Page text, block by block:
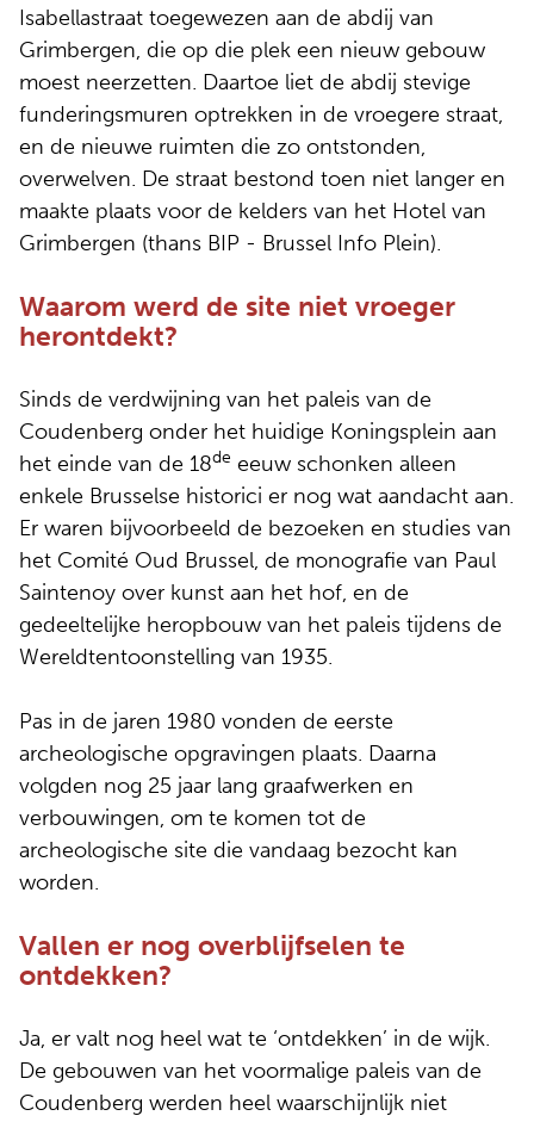
Isabellastraat toegewezen aan de abdij van
Grimbergen, die op die plek een nieuw gebouw
moest neerzetten. Daartoe liet de abdij stevige
funderingsmuren optrekken in de vroegere straat,
en de nieuwe ruimten die zo ontstonden,
overwelven. De straat bestond toen niet langer en
maakte plaats voor de kelders van het Hotel van
Grimbergen (thans BIP - Brussel Info Plein).
Waarom werd de site niet vroeger
herontdekt?
Sinds de verdwijning van het paleis van de
Coudenberg onder het huidige Koningsplein aan
het einde van de 18de eeuw schonken alleen
enkele Brusselse historici er nog wat aandacht aan.
Er waren bijvoorbeeld de bezoeken en studies van
het Comité Oud Brussel, de monografie van Paul
Saintenoy over kunst aan het hof, en de
gedeeltelijke heropbouw van het paleis tijdens de
Wereldtentoonstelling van 1935.
Pas in de jaren 1980 vonden de eerste
archeologische opgravingen plaats. Daarna
volgden nog 25 jaar lang graafwerken en
verbouwingen, om te komen tot de
archeologische site die vandaag bezocht kan
worden.
Vallen er nog overblijfselen te
ontdekken?
Ja, er valt nog heel wat te ‘ontdekken’ in de wijk.
De gebouwen van het voormalige paleis van de
Coudenberg werden heel waarschijnlijk niet